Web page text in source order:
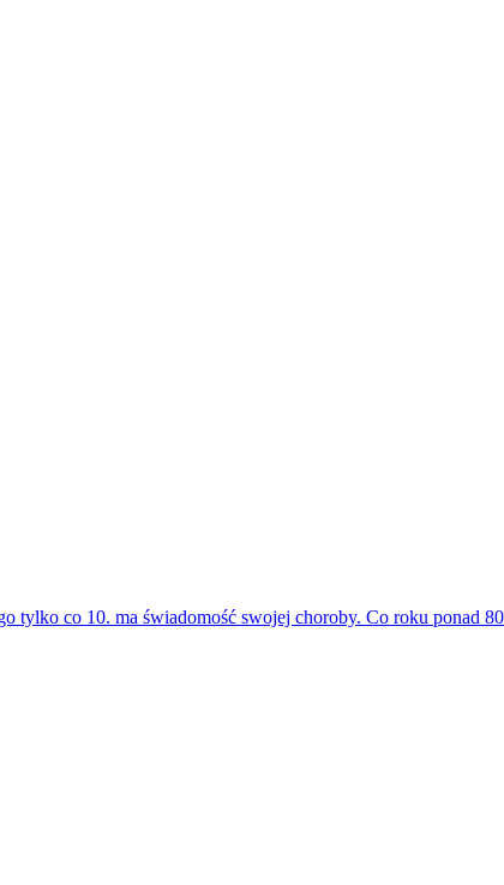
tylko co 10. ma świadomość swojej choroby. Co roku ponad